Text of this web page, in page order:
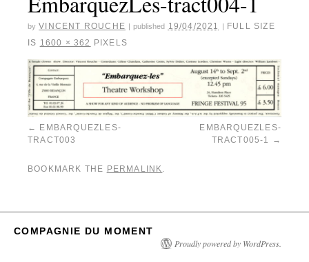
by VINCENT ROUCHE published 19/04/2021
FULL SIZE
IS 1600 × 362 PIXELS
EMBARQUEZLES-
TRACT003
EMBARQUEZLES-
TRACT005-1
BOOKMARK THE PERMALINK
COMPAGNIE DU MOMENT
Proudly powered by WordPress.